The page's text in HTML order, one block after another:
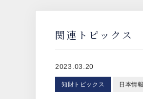
関連トピックス
2023.03.20
知財トピックス 日本情報